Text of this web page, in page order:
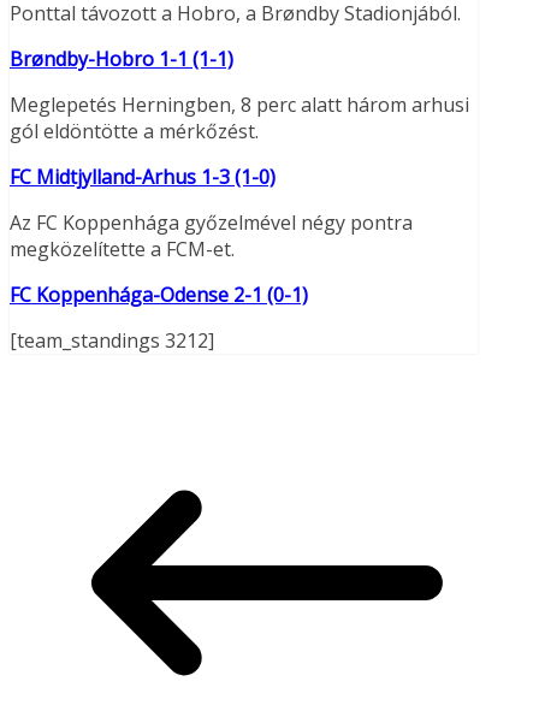
Ponttal távozott a Hobro, a Brøndby Stadionjából.
Brøndby-Hobro 1-1 (1-1)
Meglepetés Herningben, 8 perc alatt három arhusi
gól eldöntötte a mérkőzést.
FC Midtjylland-Arhus 1-3 (1-0)
Az FC Koppenhága győzelmével négy pontra
megközelítette a FCM-et.
FC Koppenhága-Odense 2-1 (0-1)
[team_standings 3212]